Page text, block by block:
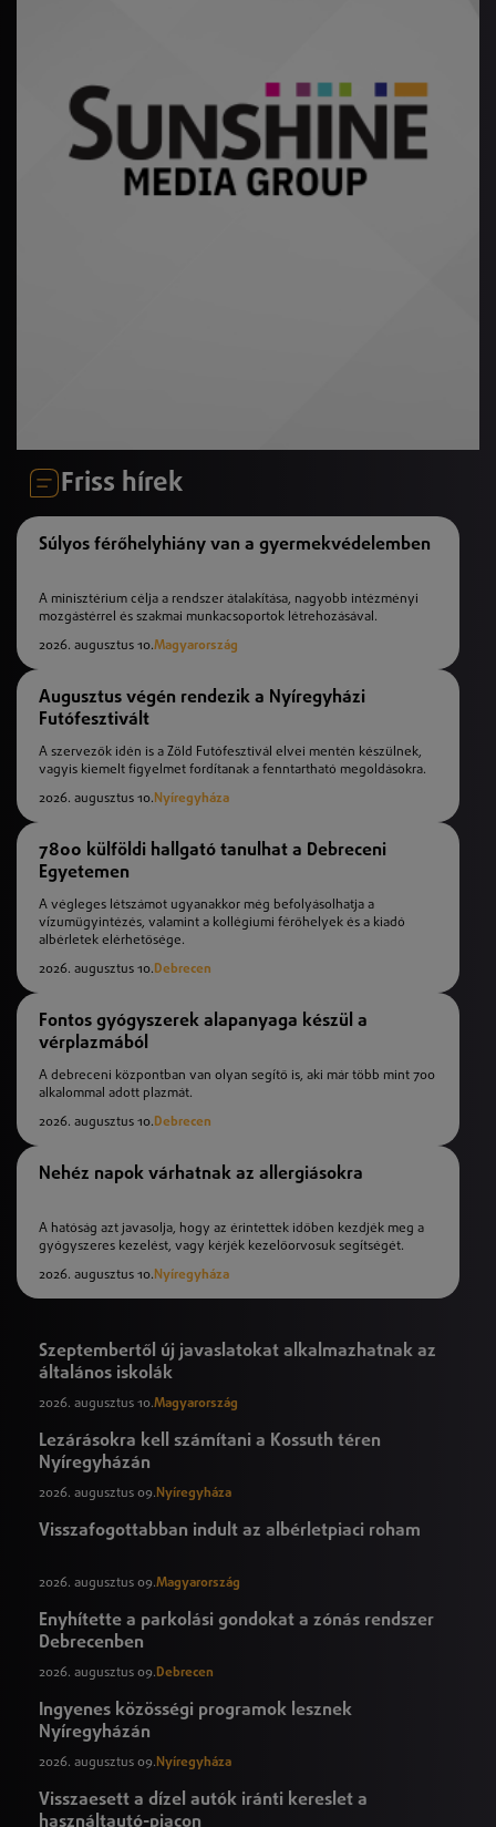
Friss hírek
Súlyos férőhelyhiány van a gyermekvédelemben
A minisztérium célja a rendszer átalakítása, nagyobb intézményi
mozgástérrel és szakmai munkacsoportok létrehozásával.
2026. augusztus 10.Magyarország
Augusztus végén rendezik a Nyíregyházi
Futófesztivált
A szervezők idén is a Zöld Futófesztivál elvei mentén készülnek,
vagyis kiemelt figyelmet fordítanak a fenntartható megoldásokra.
2026. augusztus 10. Nyíregyháza
7800 külföldi hallgató tanulhat a Debreceni
Egyetemen
A végleges létszámot ugyanakkor még befolyásolhatja a
vízumügyintézés, valamint a kollégiumi férőhelyek és a kiadó
albérletek elérhetősége.
2026. augusztus 10.Debrecen
Fontos gyógyszerek alapanyaga készül a
vérplazmából
A debreceni központban van olyan segítő is, aki már több mint 700
alkalommal adott plazmát.
2026. augusztus 10.Debrecen
Nehéz napok várhatnak az allergiásokra
A hatóság azt javasolja, hogy az érintettek időben kezdjék meg a
gyógyszeres kezelést, vagy kérjék kezelőorvosuk segítségét.
2026. augusztus 10. Nyíregyháza
Szeptembertől új javaslatokat alkalmazhatnak az
általános iskolák
2026. augusztus 10.Magyarország
Lezárásokra kell számítani a Kossuth téren
Nyíregyházán
2026. augusztus 09. Nyíregyháza
Visszafogottabban indult az albérletpiaci roham
2026. augusztus 09.Magyarország
Enyhítette a parkolási gondokat a zónás rendszer
Debrecenben
2026. augusztus 09.Debrecen
Ingyenes közösségi programok lesznek
Nyíregyházán
2026. augusztus 09. Nyíregyháza
Visszaesett a dízel autók iránti kereslet a
használtautó-piacon